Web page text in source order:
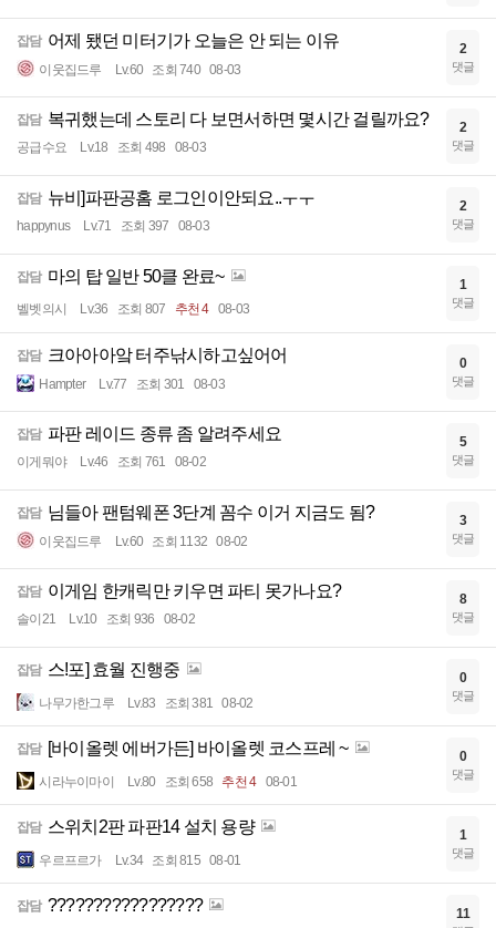
잡담 어제 됐던 미터기가 오늘은 안 되는 이유
이웃집드루 Lv.60 조회 740 08-03
2
댓글
잡담 복귀했는데 스토리 다 보면서하면 몇시간 걸릴까요?
공급수요 Lv.18 조회 498 08-03
2
댓글
잡담 뉴비]파판공홈 로그인이안되요..ㅜㅜ
happynus Lv.71 조회 397 08-03
2
댓글
잡담 마의 탑 일반 50클 완료~
벨벳의시 Lv.36 조회 807 추천 4 08-03
1
댓글
잡담 크아아아앜 터주낚시하고싶어어
Hampter Lv.77 조회 301 08-03
0
댓글
잡담 파판 레이드 종류 좀 알려주세요
이게뭐야 Lv.46 조회 761 08-02
5
댓글
잡담 님들아 팬텀웨폰 3단계 꼼수 이거 지금도 됨?
이웃집드루 Lv.60 조회 1132 08-02
3
댓글
잡담 이게임 한캐릭만 키우면 파티 못가나요?
솔이21 Lv.10 조회 936 08-02
8
댓글
잡담 스!포] 효월 진행중
나무가한그루 Lv.83 조회 381 08-02
0
댓글
잡담 [바이올렛 에버가든] 바이올렛 코스프레 ~
시라누이마이 Lv.80 조회 658 추천 4 08-01
0
댓글
잡담 스위치2판 파판14 설치 용량
우르프르가 Lv.34 조회 815 08-01
1
댓글
잡담 ????????????????? 11